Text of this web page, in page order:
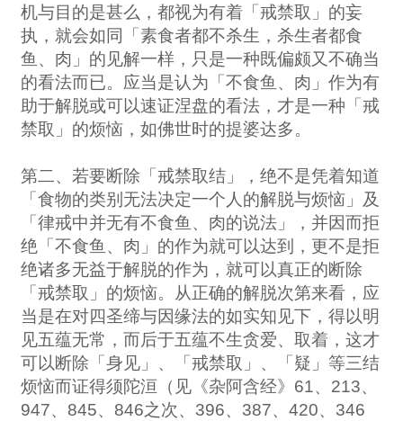
机与目的是甚么，都视为有着「戒禁取」的妄
执，就会如同「素食者都不杀生，杀生者都食
鱼、肉」的见解一样，只是一种既偏颇又不确当
的看法而已。应当是认为「不食鱼、肉」作为有
助于解脱或可以速证涅盘的看法，才是一种「戒
禁取」的烦恼，如佛世时的提婆达多。
第二、若要断除「戒禁取结」，绝不是凭着知道
「食物的类别无法决定一个人的解脱与烦恼」及
「律戒中并无有不食鱼、肉的说法」，并因而拒
绝「不食鱼、肉」的作为就可以达到，更不是拒
绝诸多无益于解脱的作为，就可以真正的断除
「戒禁取」的烦恼。从正确的解脱次第来看，应
当是在对四圣缔与因缘法的如实知见下，得以明
见五蕴无常，而后于五蕴不生贪爱、取着，这才
可以断除「身见」、「戒禁取」、「疑」等三结
烦恼而证得须陀洹（见《杂阿含经》61、213、
947、845、846之次、396、387、420、346